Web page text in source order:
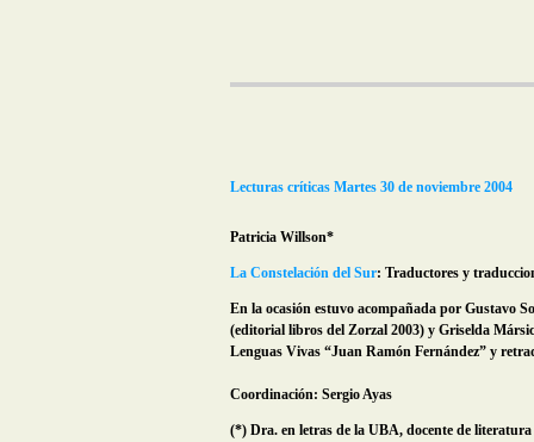
Lecturas críticas Martes 30 de noviembre 2004
Patricia Willson*
La Constelación del Sur: Traductores y
En la ocasión estuvo acompañada por Gustavo
(editorial libros del Zorzal 2003) y Griselda
Lenguas Vivas “Juan Ramón Fernández” y
Coordinación: Sergio Ayas
(*) Dra. en letras de la UBA, docente de